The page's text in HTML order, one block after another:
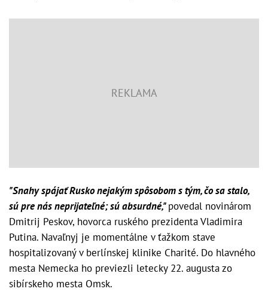
"Snahy spájať Rusko nejakým spôsobom s tým, čo sa stalo,
sú pre nás neprijateľné; sú absurdné,"povedal novinárom
Dmitrij Peskov, hovorca ruského prezidenta Vladimira
Putina. Navaľnyj je momentálne v ťažkom stave
hospitalizovaný v berlínskej klinike Charité. Do hlavného
mesta Nemecka ho previezli letecky 22. augusta zo
sibírskeho mesta Omsk.